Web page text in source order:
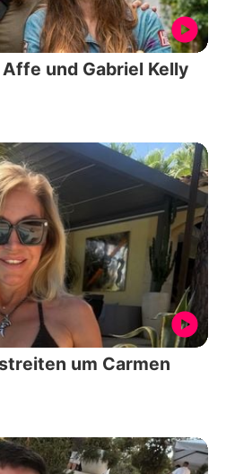
und Gabriel Kelly
um Carmen